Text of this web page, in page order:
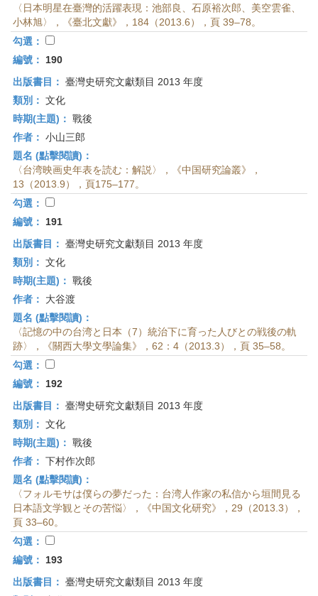
〈日本明星在臺灣的活躍表現：池部良、石原裕次郎、美空雲雀、
小林旭〉，《臺北文獻》，184（2013.6），頁 39–78。
勾選：
編號：
190
出版書目： 臺灣史研究文獻類目 2013 年度
類別： 文化
時期(主題)： 戰後
作者： 小山三郎
題名 (點擊閱讀)：
〈台湾映画史年表を読む：解説〉，《中国研究論叢》，
13（2013.9），頁175–177。
勾選：
編號：
191
出版書目： 臺灣史研究文獻類目 2013 年度
類別： 文化
時期(主題)： 戰後
作者：
大谷渡
題名 (點擊閱讀)：
〈記憶の中の台湾と日本（7）統治下に育った人びとの戦後の軌
跡〉，《關西大學文學論集》，62：4（2013.3），頁 35–58。
勾選：
編號：
192
出版書目： 臺灣史研究文獻類目 2013 年度
類別： 文化
時期(主題)： 戰後
作者： 下村作次郎
題名 (點擊閱讀)：
〈フォルモサは僕らの夢だった：台湾人作家の私信から垣間見る
日本語文学観とその苦悩〉，《中国文化研究》，29（2013.3），
頁 33–60。
勾選：
編號：
193
出版書目： 臺灣史研究文獻類目 2013 年度